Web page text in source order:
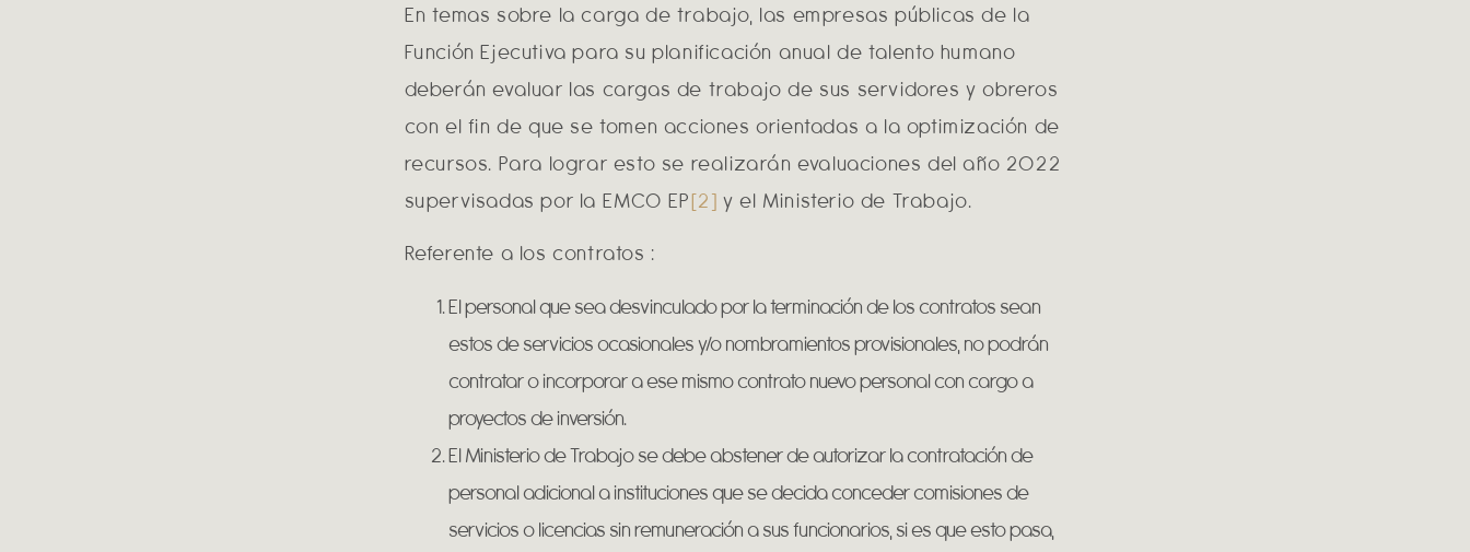
En temas sobre la carga de trabajo, las empresas públicas de la
Función Ejecutiva para su planificación anual de talento humano
deberán evaluar las cargas de trabajo de sus servidores y obreros
con el fin de que se tomen acciones orientadas a la optimización de
recursos. Para lograr esto se realizarán evaluaciones del año 2022
supervisadas por la EMCO EP[2] y el Ministerio de Trabajo.
Referente a los contratos :
El personal que sea desvinculado por la terminación de los contratos sean
estos de servicios ocasionales y/o nombramientos provisionales, no podrán
contratar o incorporar a ese mismo contrato nuevo personal con cargo a
proyectos de inversión.
El Ministerio de Trabajo se debe abstener de autorizar la contratación de
personal adicional a instituciones que se decida conceder comisiones de
servicios o licencias sin remuneración a sus funcionarios, si es que esto pasa,